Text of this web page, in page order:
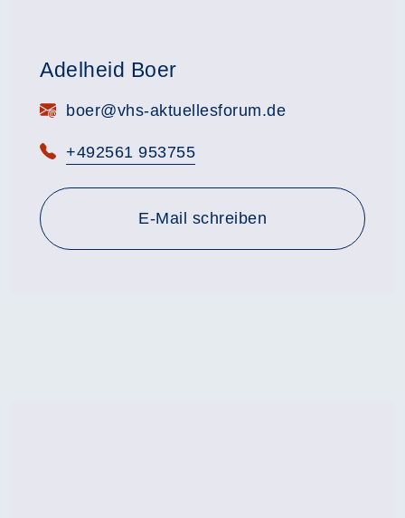
Adelheid Boer
E-Mail:boer@vhs-aktuellesforum.de
Telefon:
+492561 953755
E-Mail schreiben